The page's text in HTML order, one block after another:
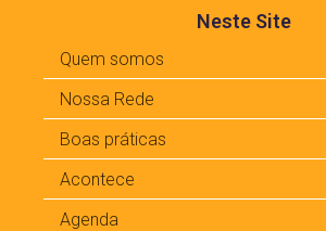
Neste Site
Quem somos
Nossa Rede
Boas práticas
Acontece
Agenda